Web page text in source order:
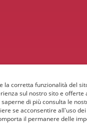
la corretta funzionalità del
sul nostro sito e
di più consulta le
se acconsentire all'uso
il permanere delle